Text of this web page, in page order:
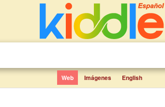
Web Imágenes English